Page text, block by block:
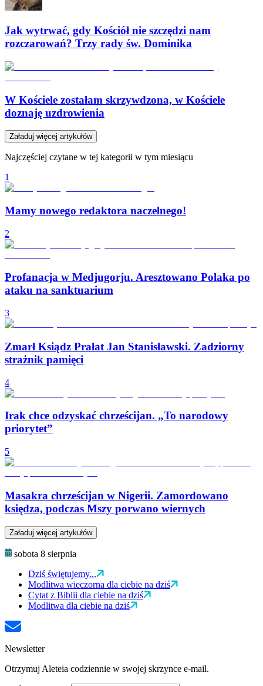
Jak wytrwać, gdy Kościół nie szczędzi nam
rozczarowań? Trzy rady św. Dominika
W Kościele zostałam skrzywdzona, w Kościele
doznaję uzdrowienia
Załaduj więcej artykułów
Najczęściej czytane w tej kategorii w tym miesiącu
1
Mamy nowego redaktora naczelnego!
2
Profanacja w Medjugorju. Aresztowano Polaka po
ataku na sanktuarium
3
Zmarł Ksiądz Prałat Jan Stanisławski. Zadziorny
strażnik pamięci
4
Irak chce odzyskać chrześcijan. „To narodowy
priorytet”
5
Masakra chrześcijan w Nigerii. Zamordowano
księdza, podczas Mszy porwano wiernych
Załaduj więcej artykułów
sobota 8 sierpnia
Dziś świętujemy...
Modlitwa wieczorna dla ciebie na dziś
Cytat z Biblii dla ciebie na dziś
Modlitwa dla ciebie na dziś
Newsletter
Otrzymuj Aleteia codziennie w swojej skrzynce e-mail.